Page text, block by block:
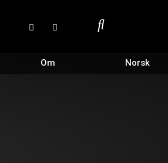
Om Norsk